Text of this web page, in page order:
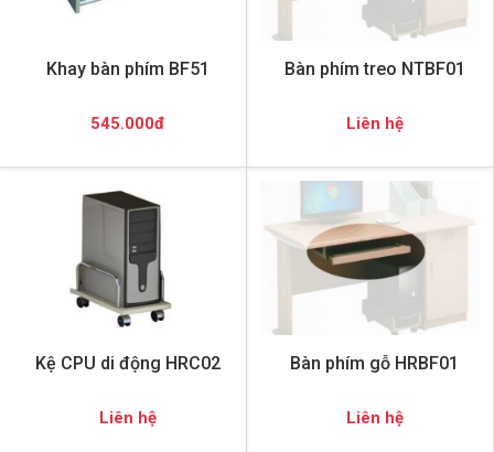
Khay bàn phím BF51
545.000đ
Bàn phím treo NTBF01
Liên hệ
Kệ CPU di động HRC02
Liên hệ
Bàn phím gỗ HRBF01
Liên hệ